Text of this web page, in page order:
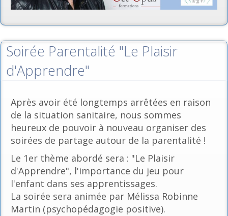
Soirée Parentalité "Le Plaisir
d'Apprendre"
Après avoir été longtemps arrêtées en raison
de la situation sanitaire, nous sommes
heureux de pouvoir à nouveau organiser des
soirées de partage autour de la parentalité !
Le 1er thème abordé sera : "Le Plaisir
d'Apprendre", l'importance du jeu pour
l'enfant dans ses apprentissages.
La soirée sera animée par Mélissa Robinne
Martin (psychopédagogie positive).